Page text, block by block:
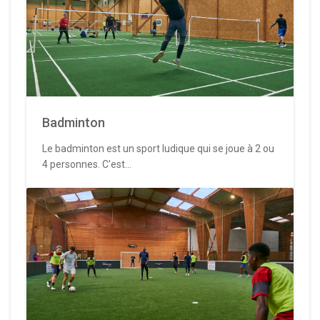
Badminton
Le badminton est un sport ludique qui se joue à 2 ou
4 personnes. C'est...